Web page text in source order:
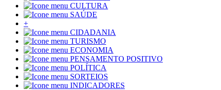
CULTURA
SAÚDE
+
CIDADANIA
TURISMO
ECONOMIA
PENSAMENTO POSITIVO
POLÍTICA
SORTEIOS
INDICADORES